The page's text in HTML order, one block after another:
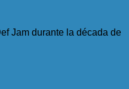
Jam durante la década de